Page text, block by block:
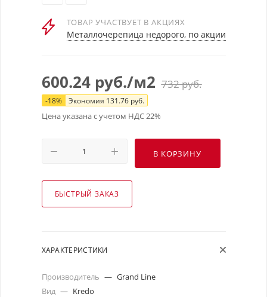
ТОВАР УЧАСТВУЕТ В АКЦИЯХ
Металлочерепица недорого, по акции
600.24руб./м2 732руб.
-18% Экономия 131.76руб.
Цена указана с учетом НДС 22%
В КОРЗИНУ
БЫСТРЫЙ ЗАКАЗ
ХАРАКТЕРИСТИКИ
Производитель — Grand Line
Вид — Kredo